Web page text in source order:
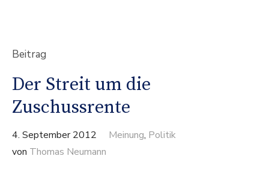
Beitrag
Der Streit um die
Zuschussrente
4. September 2012 Meinung, Politik
von Thomas Neumann